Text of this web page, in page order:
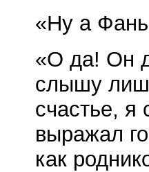
«Ну а
«О да! Он
слышу
счастье, я
выражал
как